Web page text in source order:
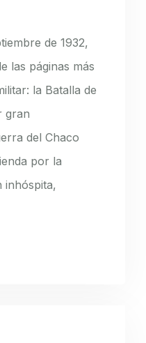
de 1932,
las páginas más
la Batalla de
gran
del Chaco
por la
inhóspita,